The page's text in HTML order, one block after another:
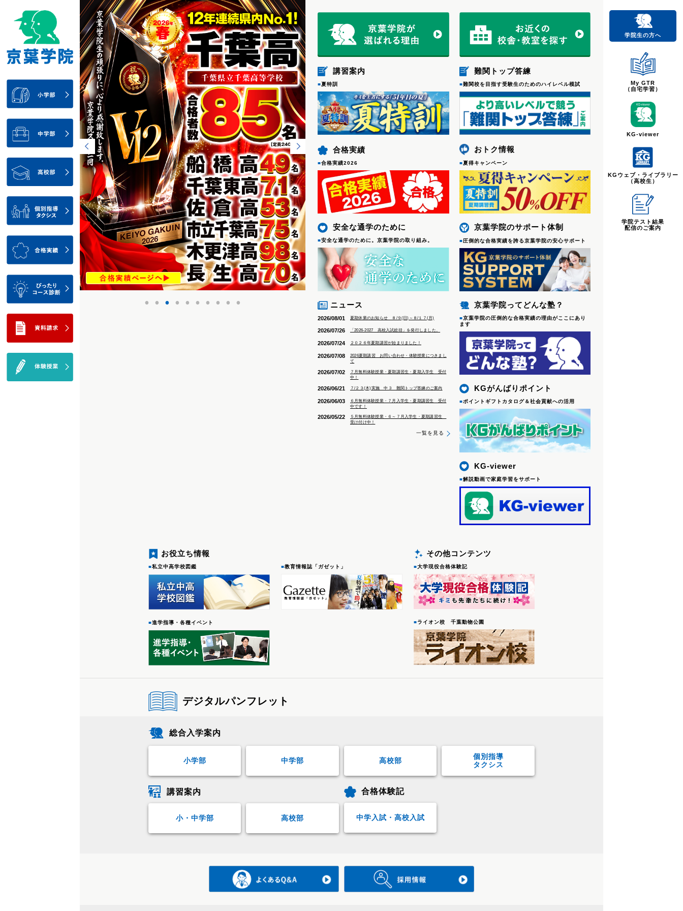
学院生の方へ
My GTR
（自宅学習）
KG-viewer
KGウェブ・ライブラリー
（高校生）
学院テスト結果
配信のご案内
講習案内
■夏特訓
難関トップ答練
■難関校を目指す受験生のためのハイレベル模試
合格実績
■合格実績2026
おトク情報
■夏得キャンペーン
安全な通学のために
■安全な通学のために。京葉学院の取り組み。
京葉学院のサポート体制
■ 圧倒的な合格実績を誇る京葉学院の安心サポート
ニュース
2026/08/01 夏期休業のお知らせ ８/９(日)～８/１７(月)
2026/07/26 「2026-2027 高校入試総括」を発行しました。
2026/07/24 ２０２６年夏期講習が始まりました！
2026/07/08
2026夏期講習 お問い合わせ・体験授業につきまし
て
2026/07/02
７月無料体験授業・夏期講習生・夏期入学生 受付
中！
2026/06/21 ７/２３(木)実施 中３ 難関トップ答練のご案内
2026/06/03
６月無料体験授業・７月入学生・夏期講習生 受付
中です！
2026/05/22
５月無料体験授業・６～７月入学生・夏期講習生
受け付け中！
一覧を見る
京葉学院ってどんな塾？
■京葉学院の圧倒的な合格実績の理由がここにあり
ます
KGがんばりポイント
■ポイントギフトカタログ＆社会貢献への活用
KG-viewer
■解説動画で家庭学習をサポート
お役立ち情報
■私立中高学校図鑑 ■教育情報誌「ガゼット」
■進学指導・各種イベント
その他コンテンツ
■大学現役合格体験記
■ライオン校 千葉動物公園
デジタルパンフレット
総合入学案内
小学部 中学部 高校部
個別指導
タクシス
講習案内
小・中学部 高校部
合格体験記
中学入試・高校入試